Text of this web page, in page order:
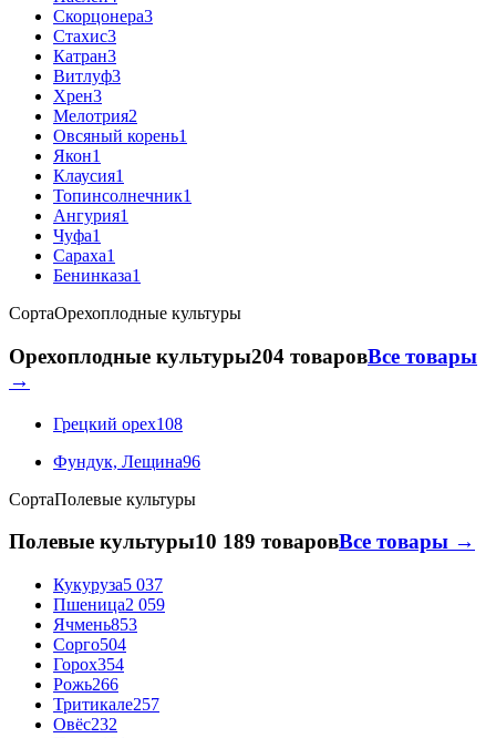
Скорцонера3
Стахис3
Катран3
Витлуф3
Хрен3
Мелотрия2
Овсяный корень1
Якон1
Клаусия1
Топинсолнечник1
Ангурия1
Чуфа1
Сараха1
Бенинказа1
СортаОрехоплодные культуры
Орехоплодные культуры204 товаровВсе товары
→
Грецкий орех108
Фундук, Лещина96
СортаПолевые культуры
Полевые культуры10 189 товаровВсе товары →
Кукуруза5 037
Пшеница2 059
Ячмень853
Сорго504
Горох354
Рожь266
Тритикале257
Овёс232